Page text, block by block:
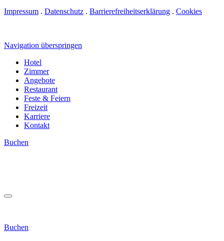
Impressum . Datenschutz . Barrierefreiheitserklärung . Cookies
Navigation überspringen
Hotel
Zimmer
Angebote
Restaurant
Feste & Feiern
Freizeit
Karriere
Kontakt
Buchen
Buchen